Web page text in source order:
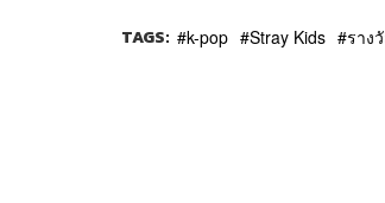
TAGS: k-pop Stray Kids ราง